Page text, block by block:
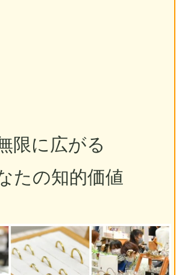
限に広がる
たの知的価値